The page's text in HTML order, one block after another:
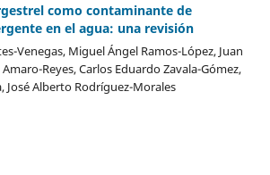
como contaminante de
en el agua: una revisión
Venegas, Miguel Ángel Ramos-López, Juan
Reyes, Carlos Eduardo Zavala-Gómez,
José Alberto Rodríguez-Morales